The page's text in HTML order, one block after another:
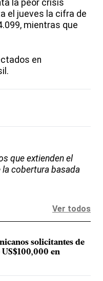
la peor crisis
el jueves la cifra de
mientras que
en
que extienden el
cobertura basada
Ver todos
solicitantes de
US$100,000 en